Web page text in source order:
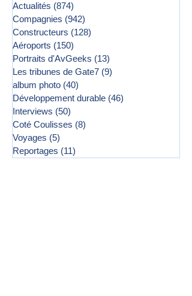
Actualités (874)
Compagnies (942)
Constructeurs (128)
Aéroports (150)
Portraits d'AvGeeks (13)
Les tribunes de Gate7 (9)
album photo (40)
Développement durable (46)
Interviews (50)
Coté Coulisses (8)
Voyages (5)
Reportages (11)